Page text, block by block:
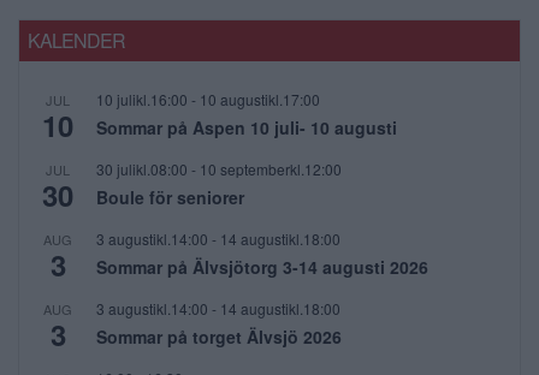
KALENDER
JUL
10
10 julikl.16:00 - 10 augustikl.17:00
Sommar på Aspen 10 juli- 10 augusti
JUL
30
30 julikl.08:00 - 10 septemberkl.12:00
Boule för seniorer
AUG
3
3 augustikl.14:00 - 14 augustikl.18:00
Sommar på Älvsjötorg 3-14 augusti 2026
AUG
3
3 augustikl.14:00 - 14 augustikl.18:00
Sommar på torget Älvsjö 2026